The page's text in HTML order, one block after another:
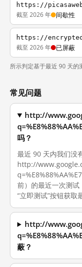
https://
截至 2026 年 间歇性
https://
截至 2026 年 已屏蔽
所示判定基于最近 90 天的
常见问题
http://
吗？
最近 90 天内我们没
http://
前）的最近一次测
“立即测试”按钮获取
http://
蔽？